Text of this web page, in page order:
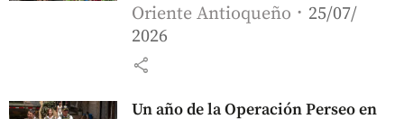
Oriente Antioqueño
25/07/
2026
share
Un año de la Operación Perseo en